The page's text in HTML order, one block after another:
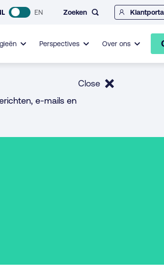
EN Zoeken
Perspectives Over ons
e-mails en
Close